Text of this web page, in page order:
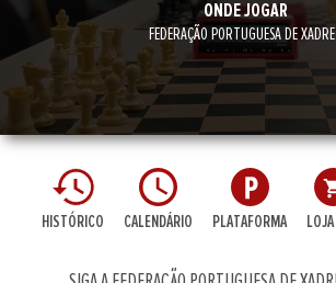
ONDE JOGAR
FEDERAÇÃO PORTUGUESA DE
HISTÓRICO CALENDÁRIO PLATAFORMA